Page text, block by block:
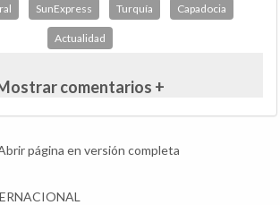
SunExpress Turquía Capadocia
Actualidad
comentarios +
página en versión completa